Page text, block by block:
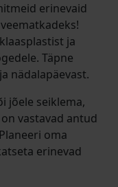
erinevaid
ja
Täpne
ja nädalapäevast.
jõele seiklema,
vastavad antud
oma
erinevad